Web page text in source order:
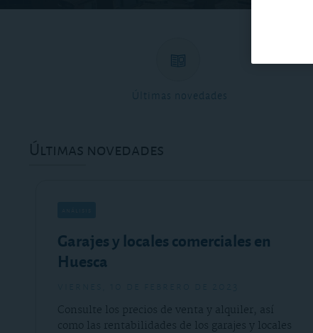
Últimas novedades
Últimas novedades
Garajes y locales comerciales en
Huesca
Consulte los precios de venta y alquiler, así
como las rentabilidades de los garajes y locales